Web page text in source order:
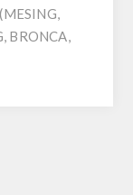
BRONCA,